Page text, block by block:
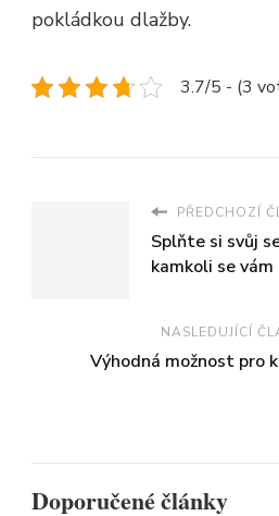
pokládkou dlažby.
3.7/5 - (3
PŘEDCHOZÍ
Splňte si svůj
kamkoli se vám
NASLEDUJÍCÍ
Výhodná možnost pro
Doporučené články